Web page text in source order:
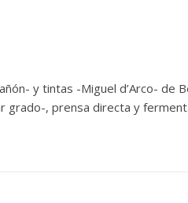
y tintas -Miguel d’Arco- de
, prensa directa y